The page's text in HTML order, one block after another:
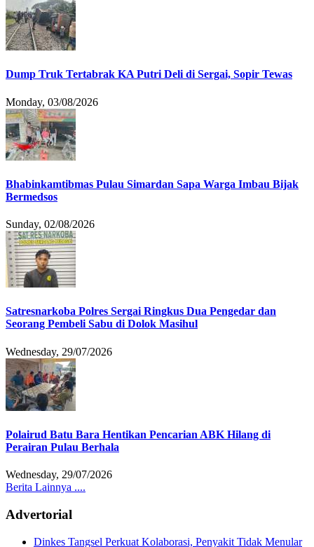
Dump Truk Tertabrak KA Putri Deli di Sergai, Sopir Tewas
Monday, 03/08/2026
Bhabinkamtibmas Pulau Simardan Sapa Warga Imbau Bijak
Bermedsos
Sunday, 02/08/2026
Satresnarkoba Polres Sergai Ringkus Dua Pengedar dan
Seorang Pembeli Sabu di Dolok Masihul
Wednesday, 29/07/2026
Polairud Batu Bara Hentikan Pencarian ABK Hilang di
Perairan Pulau Berhala
Wednesday, 29/07/2026
Berita Lainnya ....
Advertorial
Dinkes Tangsel Perkuat Kolaborasi, Penyakit Tidak Menular